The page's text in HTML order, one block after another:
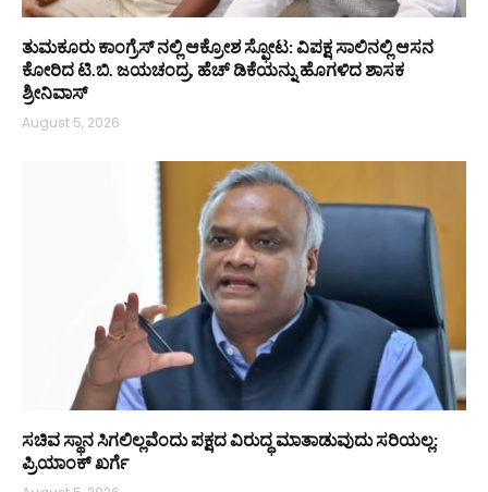
ತುಮಕೂರು ಕಾಂಗ್ರೆಸ್ ನಲ್ಲಿ ಆಕ್ರೋಶ ಸ್ಫೋಟ: ವಿಪಕ್ಷ ಸಾಲಿನಲ್ಲಿ ಆಸನ
ಕೋರಿದ ಟಿ.ಬಿ. ಜಯಚಂದ್ರ, ಹೆಚ್ ಡಿಕೆಯನ್ನು ಹೊಗಳಿದ ಶಾಸಕ
ಶ್ರೀನಿವಾಸ್
August 5, 2026
ಸಚಿವ ಸ್ಥಾನ ಸಿಗಲಿಲ್ಲವೆಂದು ಪಕ್ಷದ ವಿರುದ್ಧ ಮಾತಾಡುವುದು ಸರಿಯಲ್ಲ:
ಪ್ರಿಯಾಂಕ್ ಖರ್ಗೆ